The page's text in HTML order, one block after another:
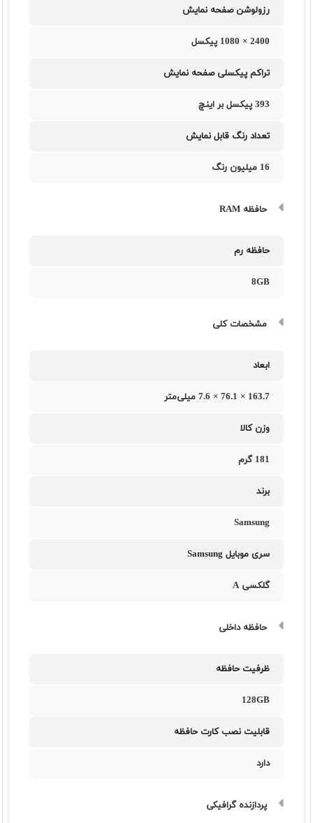
رزولوشن صفحه نمایش
2400 × 1080 پیکسل
تراکم پیکسلی صفحه نمایش
393 پیکسل بر اینچ
تعداد رنگ قابل نمایش
16 میلیون رنگ
حافظه RAM
حافظه رم
8GB
مشخصات کلی
ابعاد
163.7 × 76.1 × 7.6 میلی‌متر
وزن کالا
181 گرم
برند
Samsung
سری موبایل Samsung
گلکسی A
حافظه داخلی
ظرفیت حافظه
128GB
قابلیت نصب کارت حافظه
دارد
پردازنده گرافیکی